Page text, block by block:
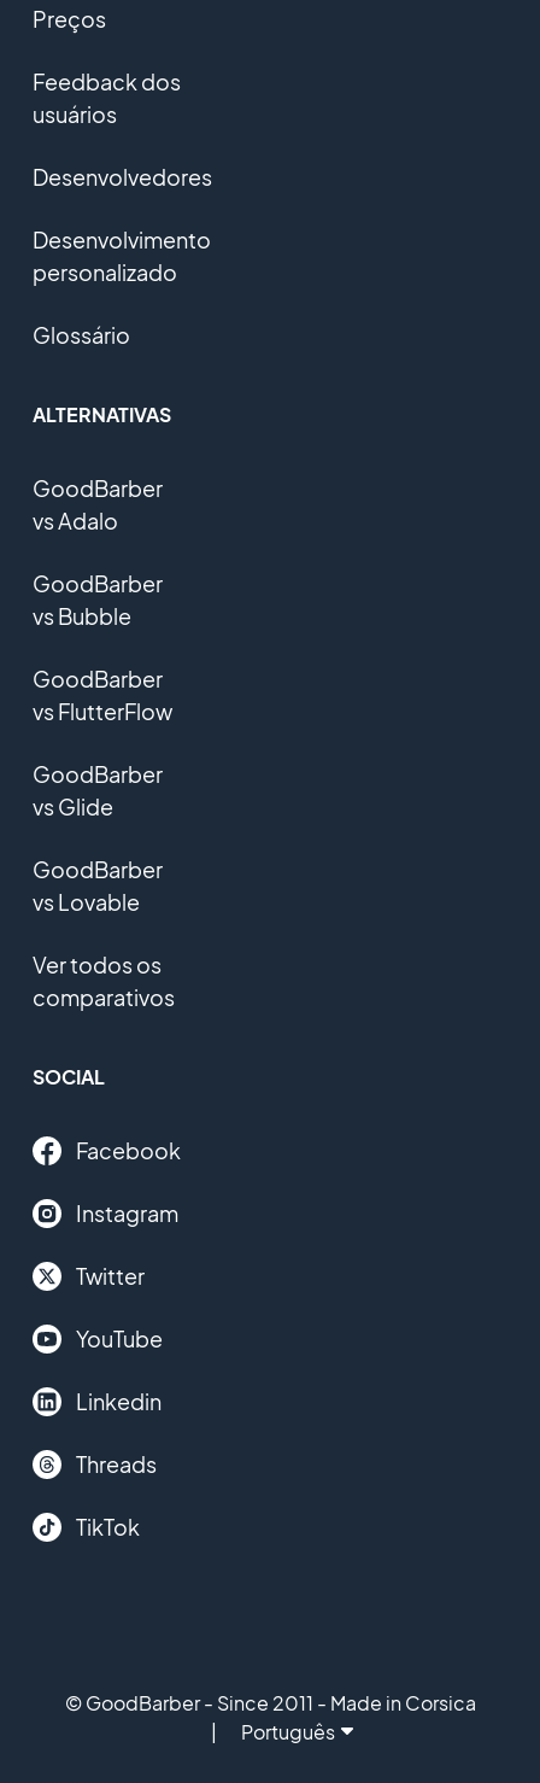
Preços
Feedback dos
usuários
Desenvolvedores
Desenvolvimento
personalizado
Glossário
ALTERNATIVAS
GoodBarber
vs Adalo
GoodBarber
vs Bubble
GoodBarber
vs FlutterFlow
GoodBarber
vs Glide
GoodBarber
vs Lovable
Ver todos os
comparativos
SOCIAL
Facebook
Instagram
Twitter
YouTube
Linkedin
Threads
TikTok
© GoodBarber - Since 2011 - Made in Corsica
Português